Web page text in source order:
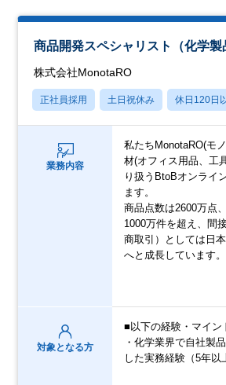
商品開発スペシャリスト（化学製
株式会社MonotaRO
正社員採用 土日祝休み 休日120日
業務内容
私たちMonotaRO(モ
材(オフィス用品、工
り扱うBtoBオンライ
ます。
商品点数は2600万点
1000万件を超え、間
商取引）としては日
へと成長しています。
対象となる方
■以下の経験・マイン
・化学業界で自社製
した実務経験（5年以